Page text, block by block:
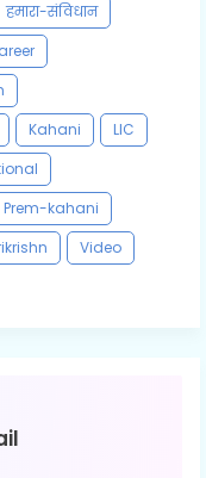
हमारा-संविधान
Kahani
LIC
Prem-kahani
Video